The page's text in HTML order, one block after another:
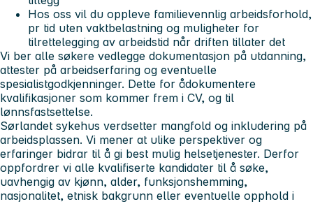
Hos oss vil du oppleve familievennlig arbeidsforhold,
pr tid uten vaktbelastning og muligheter for
tilrettelegging av arbeidstid når driften tillater det
Vi ber alle søkere vedlegge dokumentasjon på utdanning,
attester på arbeidserfaring og eventuelle
spesialistgodkjenninger. Dette for ådokumentere
kvalifikasjoner som kommer frem i CV, og til
lønnsfastsettelse.
Sørlandet sykehus verdsetter mangfold og inkludering på
arbeidsplassen. Vi mener at ulike perspektiver og
erfaringer bidrar til å gi best mulig helsetjenester. Derfor
oppfordrer vi alle kvalifiserte kandidater til å søke,
uavhengig av kjønn, alder, funksjonshemming,
nasjonalitet, etnisk bakgrunn eller eventuelle opphold i